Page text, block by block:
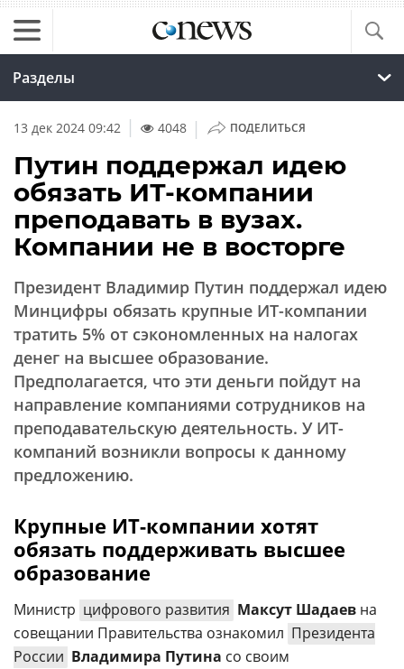
Разделы
13 дек 2024 09:42 4048 | ПОДЕЛИТЬСЯ
Путин поддержал идею
обязать ИТ-компании
преподавать в вузах.
Компании не в восторге
Президент Владимир Путин поддержал идею
Минцифры обязать крупные ИТ-компании
тратить 5% от сэкономленных на налогах
денег на высшее образование.
Предполагается, что эти деньги пойдут на
направление компаниями сотрудников на
преподавательскую деятельность. У ИТ-
компаний возникли вопросы к данному
предложению.
Крупные ИТ-компании хотят
обязать поддерживать высшее
образование
Министр цифрового развития Максут Шадаев на
совещании Правительства ознакомил Президента
России Владимира Путина со своим